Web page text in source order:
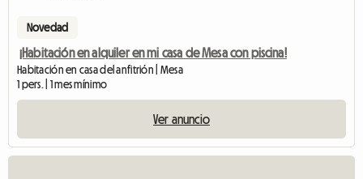
Novedad
¡Habitación en alquiler en mi casa de Mesa con piscina!
Habitación en casa del anfitrión | Mesa
1 pers. | 1 mes mínimo
Ver anuncio